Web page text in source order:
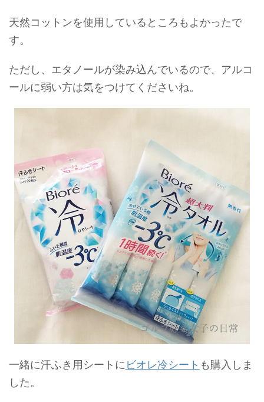
天然コットンを使用しているところもよかったで
す。
ただし、エタノールが染み込んでいるので、アルコ
ールに弱い方は気をつけてくださいね。
一緒に汗ふき用シートに ビオレ冷シート も購入しま
した。